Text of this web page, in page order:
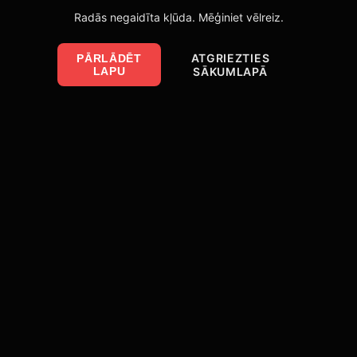
Radās negaidīta kļūda. Mēģiniet vēlreiz.
PĀRLĀDĒT
LAPU
ATGRIEZTIES
SĀKUMLAPĀ